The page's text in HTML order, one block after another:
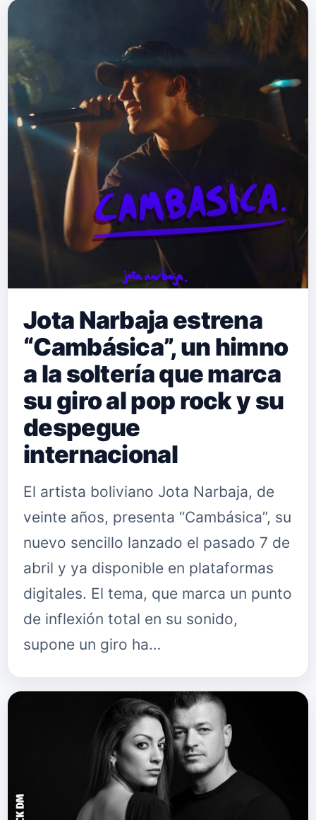
Jota Narbaja estrena
“Cambásica”, un himno
a la soltería que marca
su giro al pop rock y su
despegue
internacional
El artista boliviano Jota Narbaja, de
veinte años, presenta “Cambásica”, su
nuevo sencillo lanzado el pasado 7 de
abril y ya disponible en plataformas
digitales. El tema, que marca un punto
de inflexión total en su sonido,
supone un giro ha…